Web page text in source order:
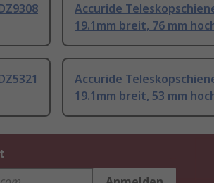
Accuride
19.1mm breit, 76 mm
Accuride
19.1mm breit, 53 mm